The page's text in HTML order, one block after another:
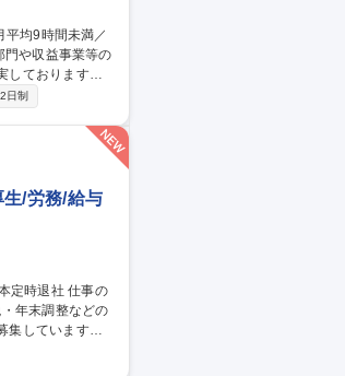
しております！
路施設や道路工
る業務 募集
日制
/労務/給与
年末調整などの
集しています。
務■所得税対